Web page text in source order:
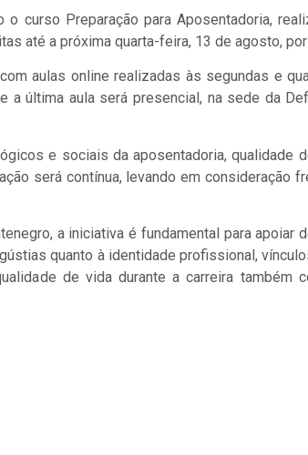
curso Preparação para Aposentadoria,
até a próxima quarta-feira, 13 de agosto,
aulas online realizadas às segundas e
última aula será presencial, na sede da
e sociais da aposentadoria, qualidade
será contínua, levando em consideração
a iniciativa é fundamental para
quanto à identidade profissional,
de vida durante a carreira também